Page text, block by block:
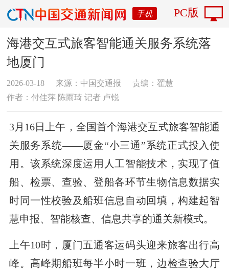
手机 PC版
海港交互式旅客智能通关服务系统落
地厦门
2026-03-18 来源：中国交通报
责编：翟慧
作者：付佳萍 陈雨琦 记者 卢锐
3月16日上午，全国首个海港交互式旅客智能通
关服务系统——厦金“小三通”系统正式投入使
用。该系统深度运用人工智能技术，实现了值
船、检票、查验、登船各环节生物信息数据实
时同一性校验及船班信息自动回填，构建起智
慧申报、智能核查、信息共享的通关新模式。
上午10时，厦门五通客运码头迎来旅客出行高
峰。高峰期船班每半小时一班，边检查验大厅